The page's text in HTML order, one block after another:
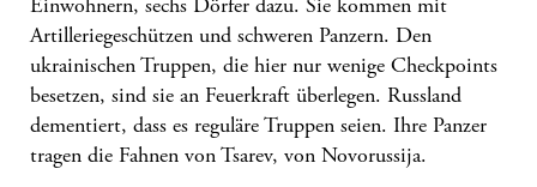
Artilleriegeschützen und schweren Panzern. Den
ukrainischen Truppen, die hier nur wenige Checkpoints
besetzen, sind sie an Feuerkraft überlegen. Russland
dementiert, dass es reguläre Truppen seien. Ihre Panzer
tragen die Fahnen von Tsarev, von Novorussija.